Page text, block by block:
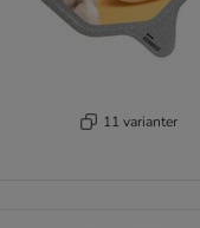
11 varianter